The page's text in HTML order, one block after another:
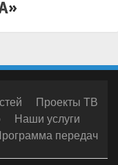
Проекты ТВ
Наши услуги
передач